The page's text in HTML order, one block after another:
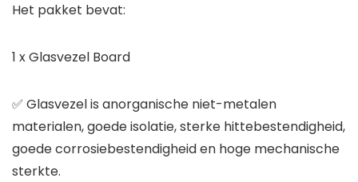
Het pakket bevat:
1 x Glasvezel Board
✅ Glasvezel is anorganische niet-metalen
materialen, goede isolatie, sterke hittebestendigheid,
goede corrosiebestendigheid en hoge mechanische
sterkte.